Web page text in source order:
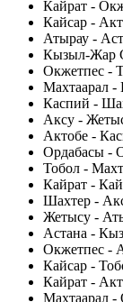
Кайрат -
Кайсар -
Атырау -
Кызыл-Жар
Окжетпес -
Махтаарал -
Каспий -
Аксу -
Актобе -
Ордабасы -
Тобол -
Кайрат -
Шахтер -
Жетысу -
Астана -
Окжетпес -
Кайсар -
Кайрат -
Махтаарал -